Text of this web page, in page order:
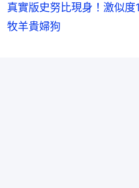
真實版史努比現身！激似
牧羊貴婦狗